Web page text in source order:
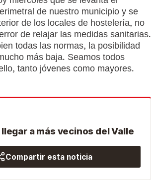
de nuestro municipio y se
de los locales de hostelería, no
de relajar las medidas sanitarias.
todas las normas, la posibilidad
más baja. Seamos todos
tanto jóvenes como mayores.
a más vecinos del Valle
Compartir esta noticia